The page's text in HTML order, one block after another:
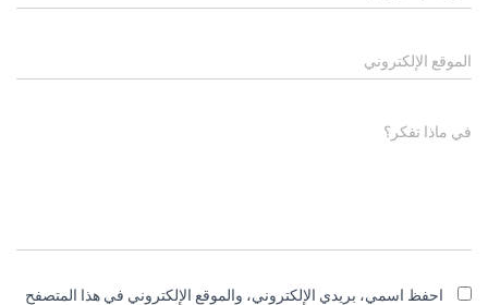
الموقع الإلكتروني
في ماذا تفكر؟
احفظ اسمي، بريدي الإلكتروني، والموقع الإلكتروني في هذا المتصفح